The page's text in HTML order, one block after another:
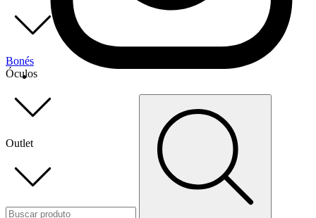
Bonés
Óculos
Outlet